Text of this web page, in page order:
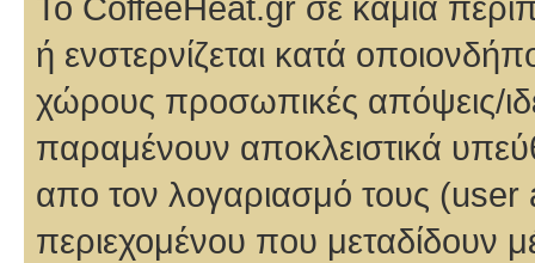
ή ενστερνίζεται κατά
χώρους προσωπικές απόψεις/
παραμένουν αποκλειστικά
απο τον λογαριασμό τους
περιεχομένου που μεταδίδουν